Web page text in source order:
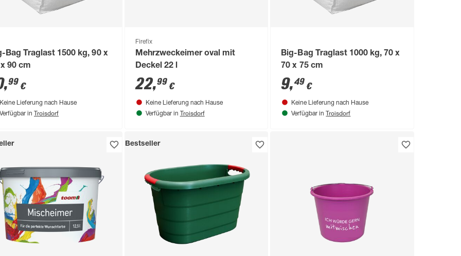
Bag Traglast 1500 kg, 90 x
90 cm
,99 €
Keine Lieferung nach Hause
Verfügbar in Troisdorf
Firefix
Mehrzweckeimer oval mit
Deckel 22 l
22,99€
Keine Lieferung nach Hause
Verfügbar in Troisdorf
Big-Bag Traglast 1000 kg, 70 x
70 x 75 cm
9,49 €
Keine Lieferung nach Hause
Verfügbar in Troisdorf
Bestseller